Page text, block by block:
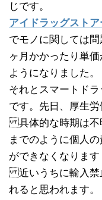
じです。
アイドラッグストア
でモノに関しては
ヶ月かかったり単
ようになりました。
それとスマートド
です。先日、厚生労
具体的な時期は不
までのように個人
ができなくなります
近いうちに輸入禁
れると思われます。